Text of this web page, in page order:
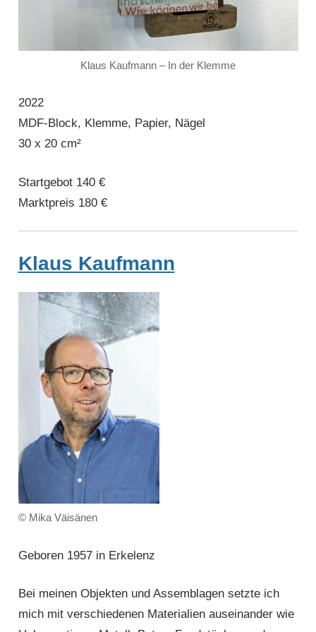
Klaus Kaufmann – In der Klemme
2022
MDF-Block, Klemme, Papier, Nägel
30 x 20 cm²
Startgebot 140 €
Marktpreis 180 €
Klaus Kaufmann
© Mika Väisänen
Geboren 1957 in Erkelenz
Bei meinen Objekten und Assemblagen setzte ich
mich mit verschiedenen Materialien auseinander wie